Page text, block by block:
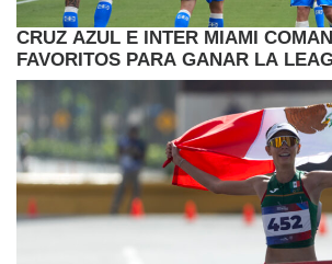
CRUZ AZUL E INTER MIAMI
FAVORITOS PARA GANAR LA